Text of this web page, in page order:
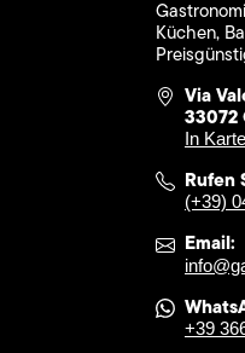
Küchen,
Via
33072
In
Rufen
(+39)
Email:
+39